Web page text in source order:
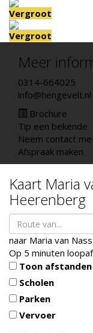
Vergroot
Vergroot
Meer
0314-664025
info@hengevelt.nl
Brochure
Tip een bekende
Neem contact
Afspraak maken
Kaart Maria
Heerenberg
naar Maria van
Op 5 minuten
Toon afstanden
Scholen
Parken
Vervoer